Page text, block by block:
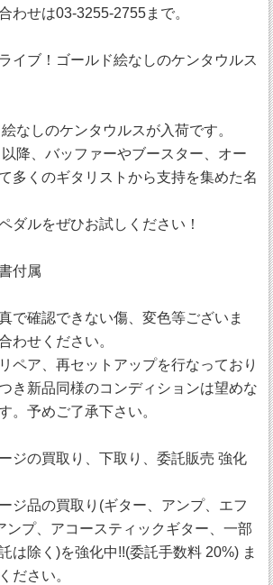
わせは03-3255-2755まで。
イブ！ゴールド絵なしのケンタウルス
なしのケンタウルスが入荷です。
降、バッファーやブースター、オー
多くのギタリストから支持を集めた名
ダルをぜひお試しください！
付属
で確認できない傷、変色等ございま
わせください。
ペア、再セットアップを行なっており
き新品同様のコンディションは望めな
。予めご了承下さい。
ジの買取り、下取り、委託販売 強化
ジ品の買取り(ギター、アンプ、エフ
ンプ、アコースティックギター、一部
は除く)を強化中!!(委託手数料 20%) ま
ださい。